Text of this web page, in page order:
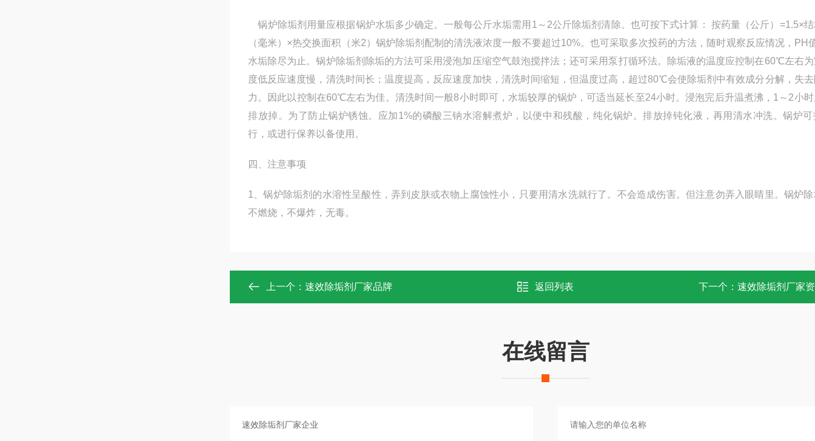
锅炉除垢剂用量应根据锅炉水垢多少确定。一般每公斤水垢需用1～2公斤除垢剂清除。也可按下式计算： 按药量（公斤）=1.5×
（毫米）×热交换面积（米2）锅炉除垢剂配制的清洗液浓度一般不要超过10%。也可采取多次投药的方法，随时观察反应情况，PH
水垢除尽为止。锅炉除垢剂除垢的方法可采用浸泡加压缩空气鼓泡搅拌法；还可采用泵打循环法。除垢液的温度应控制在60℃左右
度低反应速度慢，清洗时间长；温度提高，反应速度加快，清洗时间缩短，但温度过高，超过80℃会使除垢剂中有效成分分解，失
力。因此以控制在60℃左右为佳。清洗时间一般8小时即可，水垢较厚的锅炉，可适当延长至24小时。浸泡完后升温煮沸，1～2小
排放掉。为了防止锅炉锈蚀。应加1%的磷酸三钠水溶解煮炉，以便中和残酸，纯化锅炉。排放掉钝化液，再用清水冲洗。锅炉
行，或进行保养以备使用。
四、注意事项
1、锅炉除垢剂的水溶性呈酸性，弄到皮肤或衣物上腐蚀性小，只要用清水洗就行了。不会造成伤害。但注意勿弄入眼睛里。锅炉
不燃烧，不爆炸，无毒。
上一个： 速效除垢剂厂家品牌 返回列表 下一个： 速效除垢剂厂家
在线留言